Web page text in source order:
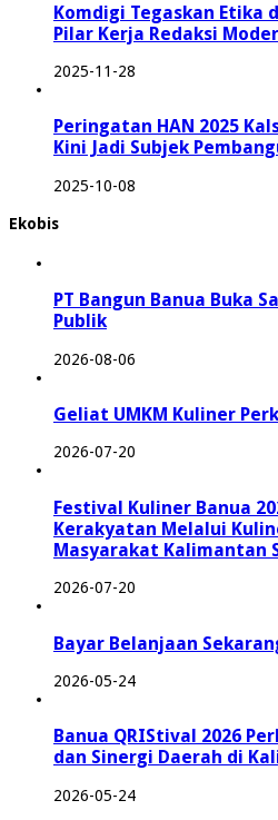
Komdigi Tegaskan Etika
Pilar Kerja Redaksi
2025-11-28
Peringatan HAN 2025
Kini Jadi Subjek
2025-10-08
Ekobis
PT Bangun Banua Buka
Publik
2026-08-06
Geliat UMKM Kuliner
2026-07-20
Festival Kuliner Banua
Kerakyatan Melalui
Masyarakat Kalimantan
2026-07-20
Bayar Belanjaan
2026-05-24
Banua QRIStival 2026
dan Sinergi Daerah di
2026-05-24